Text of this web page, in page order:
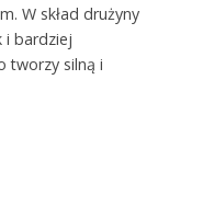
W skład drużyny
i bardziej
tworzy silną i